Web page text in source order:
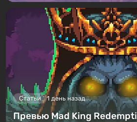
Статьи 1 день назад
Превью Mad King